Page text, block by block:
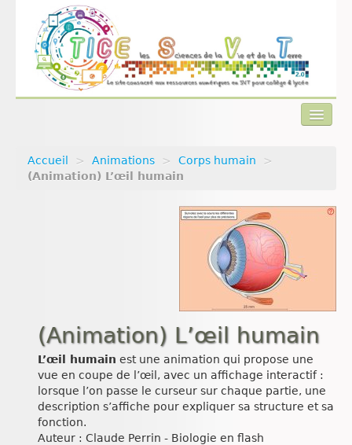
Actualités
Accueil > Animations > Corps humain
>
(Animation) L’œil humain
(Animation) L’œil humain
L’œil humain est une animation qui propose une
vue en coupe de l’œil, avec un affichage interactif :
lorsque l’on passe le curseur sur chaque partie, une
description s’affiche pour expliquer sa structure et sa
fonction.
Auteur : Claude Perrin - Biologie en flash